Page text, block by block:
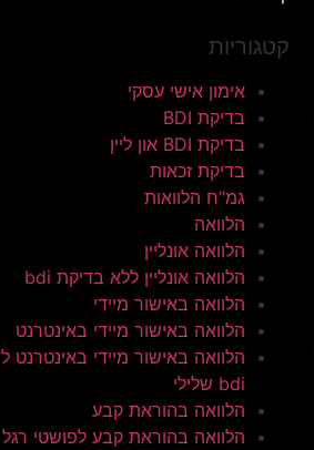
קטגוריות
אימון אישי עסקי
בדיקת BDI
בדיקת BDI און ליין
בדיקת זכאות
גמ"ח הלוואות
הלוואה
הלוואה אונליין
הלוואה אונליין ללא בדיקת bdi
הלוואה באישור מיידי
הלוואה באישור מיידי באינטרנט
הלוואה באישור מיידי באינטרנט ל
bdi שלילי
הלוואה בהוראת קבע
הלוואה בהוראת קבע לפושטי רגל